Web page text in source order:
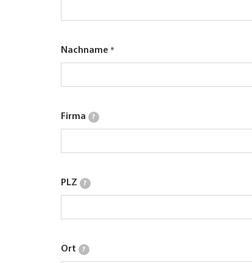
Nachname
Firma ?
PLZ ?
Ort ?